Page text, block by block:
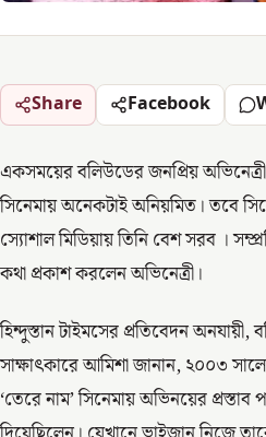
Share Facebook
একসময়ের বলিউডের জনপ্রিয়
সিনেমায় অনেকটাই অনিয়মিত। তবে
স্যোশাল মিডিয়ায় তিনি বেশ সরব ।
কথা প্রকাশ করলেন অভিনেত্রী।
হিন্দুস্তান টাইমসের প্রতিবেদন
সাক্ষাৎকারে আমিশা জানান, ২০০৩
‘তেরে নাম’ সিনেমায় অভিনয়ের